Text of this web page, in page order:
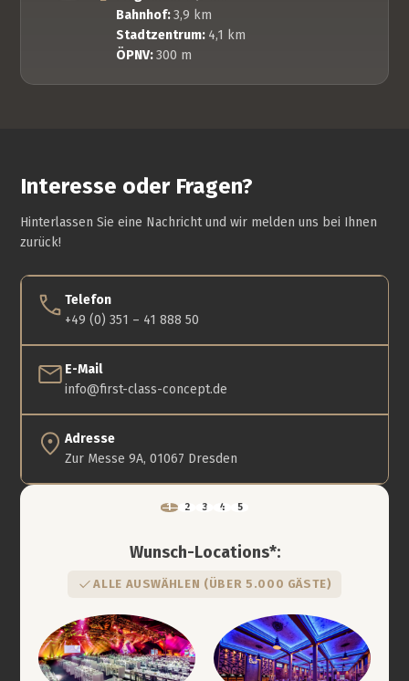
Bahnhof:3,9 km
Stadtzentrum: 4,1 km
ÖPNV:300 m
Interesse oder Fragen?
Hinterlassen Sie eine Nachricht und wir melden uns bei Ihnen
zurück!
Telefon
+49 (0) 351 – 41 888 50
E-Mail
info@first-class-concept.de
Adresse
Zur Messe 9A, 01067 Dresden
ALLE AUSWÄHLEN (ÜBER 5.000 GÄSTE)
Wunsch-Locations*: